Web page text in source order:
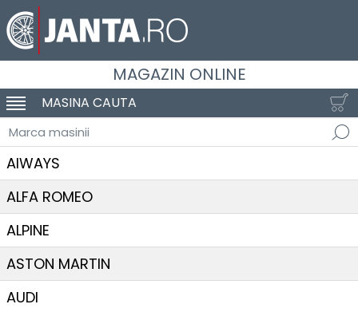
MAGAZIN ONLINE
SCHIMBA NAVIGAREA
MASINA CAUTA
Marca masinii
AIWAYS
ALFA ROMEO
ALPINE
ASTON MARTIN
AUDI